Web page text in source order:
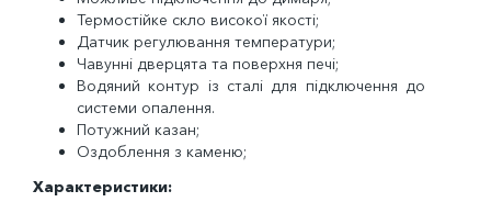
Термостійке скло високої якості;
Датчик регулювання температури;
Чавунні дверцята та поверхня печі;
Водяний контур із сталі для підключення до
системи опалення.
Потужний казан;
Оздоблення з каменю;
Характеристики: